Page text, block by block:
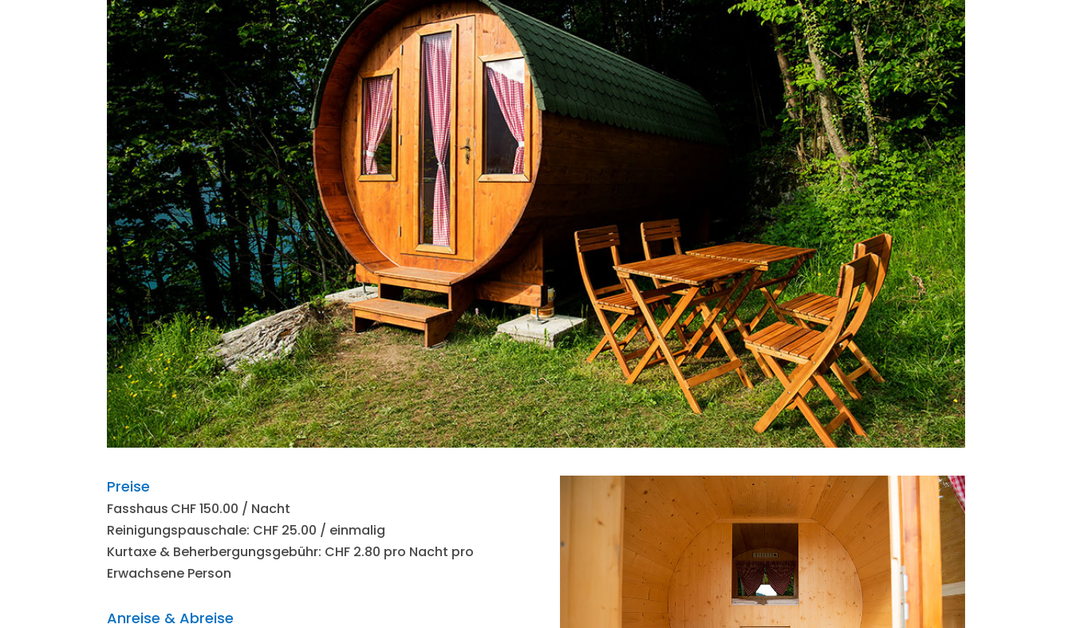
Preise
Fasshaus CHF 150.00 / Nacht
Reinigungspauschale: CHF 25.00 / einmalig
Kurtaxe & Beherbergungsgebühr: CHF 2.80 pro Nacht pro
Erwachsene Person
Anreise & Abreise